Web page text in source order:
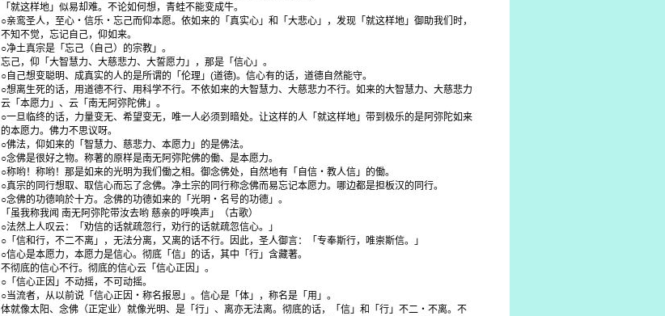
「就这样地」似易却难。不论如何想，青蛙不能变成牛。
○亲鸾圣人，至心・信乐・忘己而仰本愿。依如来的「真实心」和「大悲心」，发现「就这样地」御助我们时，
不知不觉，忘记自己，仰如来。
○净土真宗是「忘己（自己）的宗教」。
忘己，仰「大智慧力、大慈悲力、大誓愿力」，那是「信心」。
○自己想变聪明、成真实的人的是所谓的「伦理」(道德)。信心有的话，道德自然能守。
○想离生死的话，用道德不行、用科学不行。不依如来的大智慧力、大慈悲力不行。如来的大智慧力、大慈悲力
云「本愿力」、云「南无阿弥陀佛」。
○一旦临终的话，力量变无、希望变无，唯一人必须到暗处。让这样的人「就这样地」带到极乐的是阿弥陀如来
的本愿力。佛力不思议呀。
○佛法，仰如来的「智慧力、慈悲力、本愿力」的是佛法。
○念佛是很好之物。称著的原样是南无阿弥陀佛的働、是本愿力。
○称哟！称哟！那是如来的光明为我们働之相。御念佛处，自然地有「自信・教人信」的働。
○真宗的同行想取、取信心而忘了念佛。净土宗的同行称念佛而易忘记本愿力。哪边都是担板汉的同行。
○念佛的功德响於十方。念佛的功德如来的「光明・名号的功德」。
「虽我称我闻 南无阿弥陀带汝去哟 慈亲的呼唤声」（古歌）
○法然上人叹云：「劝信的话就疏忽行，劝行的话就疏忽信心。」
○「信和行，不二不离」，无法分离，又离的话不行。因此，圣人御言：「专奉斯行，唯崇斯信。」
○信心是本愿力，本愿力是信心。彻底「信」的话，其中「行」含藏著。
不彻底的信心不行。彻底的信心云「信心正因」。
○「信心正因」不动摇，不可动摇。
○当流者，从以前说「信心正因・称名报恩」。信心是「体」，称名是「用」。
体就像太阳、念佛（正定业）就像光明、是「行」、离亦无法离。彻底的话，「信」和「行」不二・不离。不